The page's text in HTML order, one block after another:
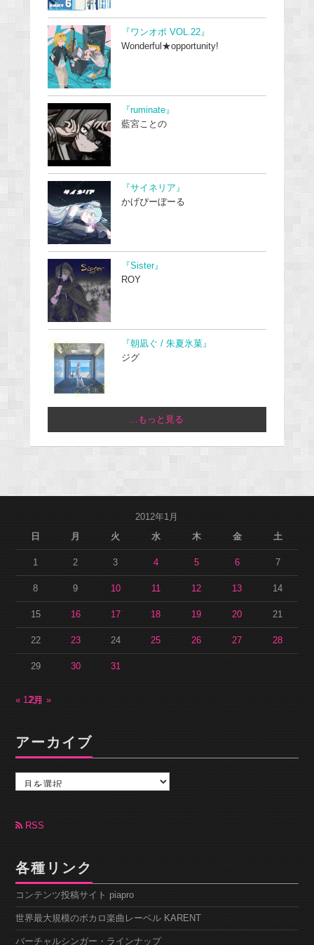
『ワンオポ VOL.22』
Wonderful★opportunity!
『ruminate』
藍宮ことの
『サイネリア』
かげぴーぼーる
『Sister』
ROY
『朝凪ぐ / 朱夏氷菓』
ジグ
...もっと見る
2012年1月
日
月 火 水 木 金 土
1 2 3 4 5 6 7
8 9 10 11 12 13 14
15 16 17 18 19 20 21
22 23 24 25 26 27 28
29 30 31
« 12月2月 »
アーカイブ
カ
ブ RSS
各種リンク
コンテンツ投稿サイト piapro
世界最大規模のボカロ楽曲レーベル KARENT
バーチャルシンガー・ラインナップ